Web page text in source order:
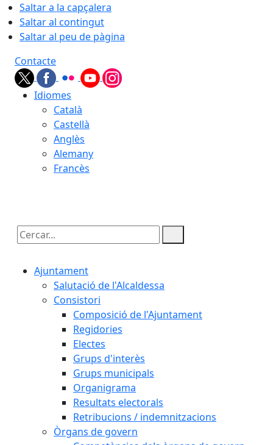
Saltar a la capçalera
Saltar al contingut
Saltar al peu de pàgina
Contacte
Idiomes
Català
Castellà
Anglès
Alemany
Francès
Cercar:
Ajuntament
Salutació de l'Alcaldessa
Consistori
Composició de l'Ajuntament
Regidories
Electes
Grups d'interès
Grups municipals
Organigrama
Resultats electorals
Retribucions / indemnitzacions
Òrgans de govern